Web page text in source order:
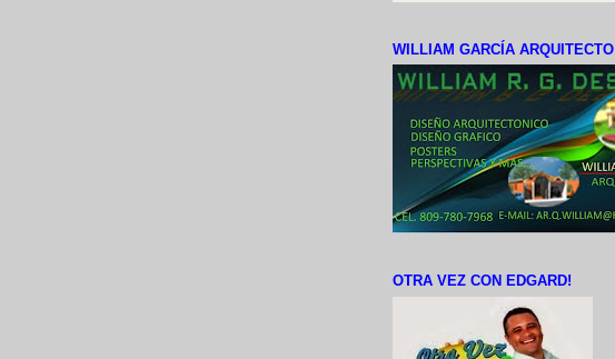
WILLIAM GARCÍA ARQUITECTO
OTRA VEZ CON EDGARD!